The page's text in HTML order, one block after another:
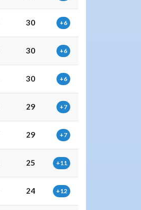
30 +6
30 +6
30 +6
29 +7
29 +7
25 +11
24 +12